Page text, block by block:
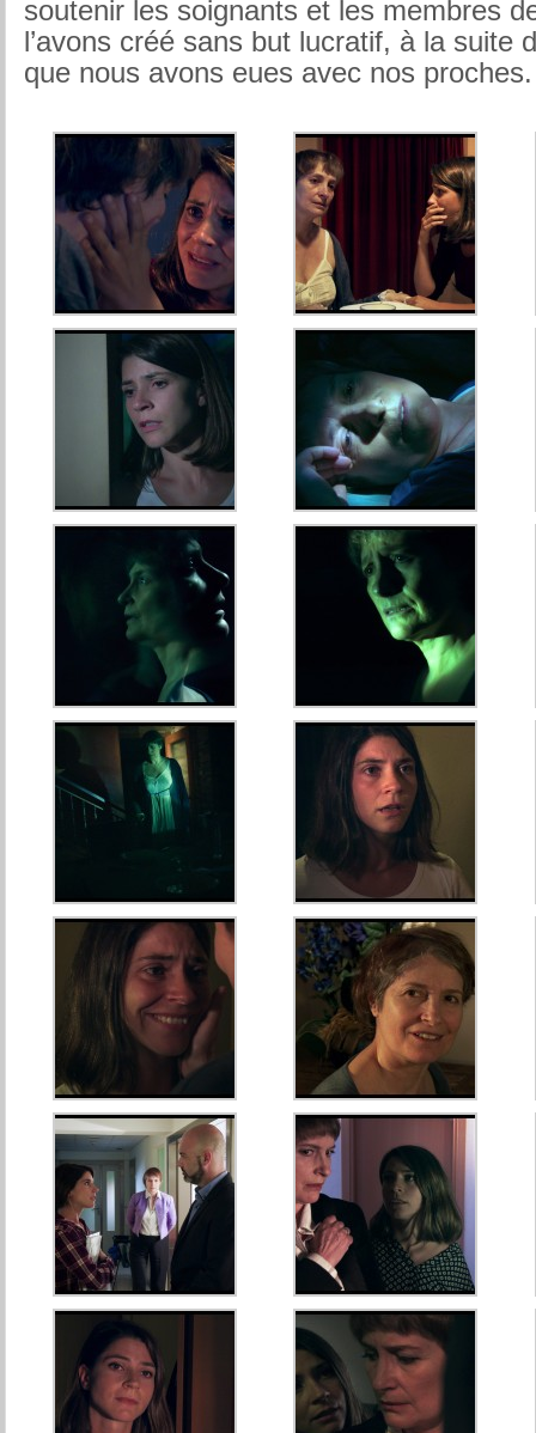
soutenir les soignants et les membres
l’avons créé sans but lucratif, à la suite
que nous avons eues avec nos proches.